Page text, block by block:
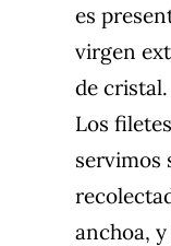
es
virgen
de cristal.
Los
servimos
anchoa,